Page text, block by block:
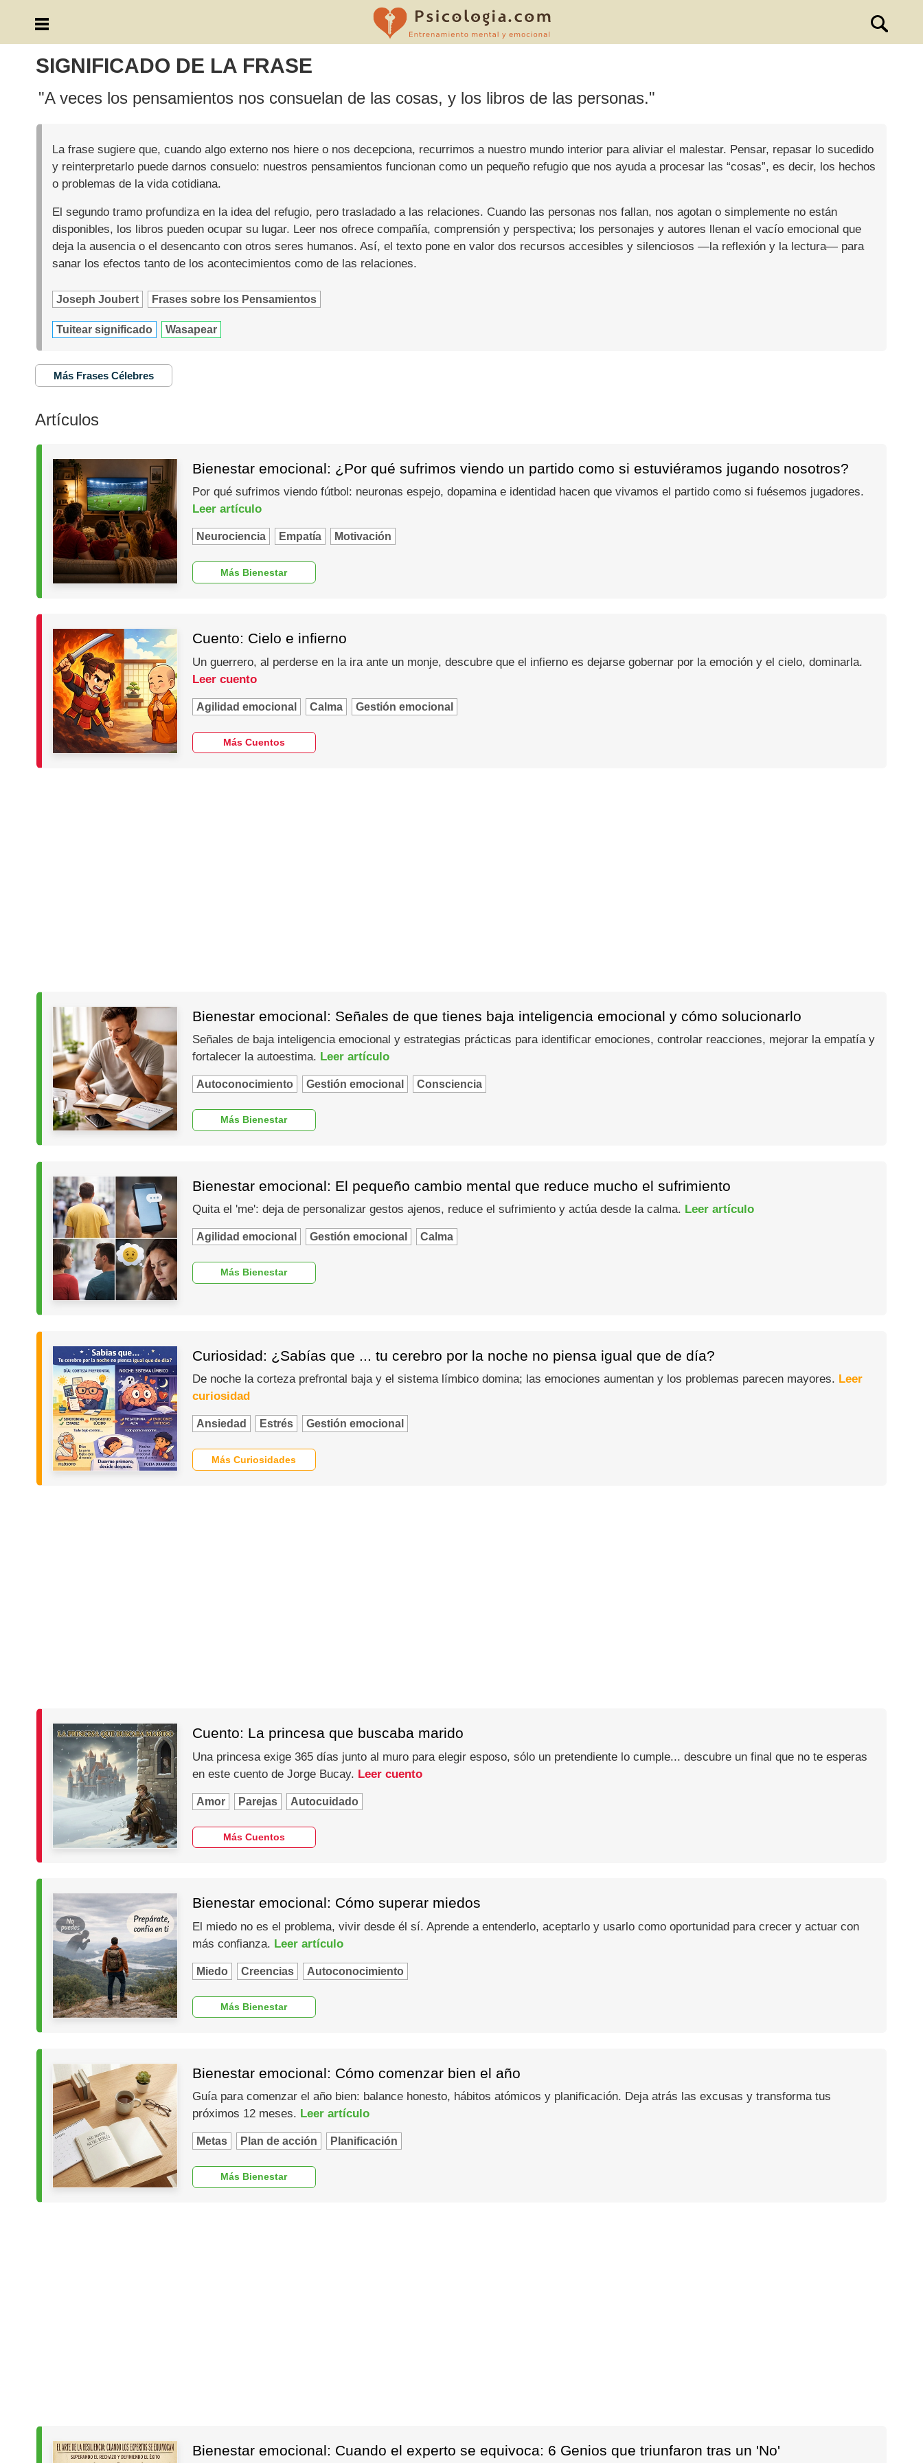
SIGNIFICADO DE LA FRASE
"A veces los pensamientos nos consuelan de las cosas, y los libros de las personas."
La frase sugiere que, cuando algo externo nos hiere o nos decepciona, recurrimos a nuestro mundo interior para aliviar el malestar. Pensar, repasar lo sucedido
y reinterpretarlo puede darnos consuelo: nuestros pensamientos funcionan como un pequeño refugio que nos ayuda a procesar las “cosas”, es decir, los hechos
o problemas de la vida cotidiana.
El segundo tramo profundiza en la idea del refugio, pero trasladado a las relaciones. Cuando las personas nos fallan, nos agotan o simplemente no están
disponibles, los libros pueden ocupar su lugar. Leer nos ofrece compañía, comprensión y perspectiva; los personajes y autores llenan el vacío emocional que
deja la ausencia o el desencanto con otros seres humanos. Así, el texto pone en valor dos recursos accesibles y silenciosos —la reflexión y la lectura— para
sanar los efectos tanto de los acontecimientos como de las relaciones.
Joseph Joubert Frases sobre los Pensamientos
Tuitear significado Wasapear
Más Frases Célebres
Artículos
Bienestar emocional: ¿Por qué sufrimos viendo un partido como si estuviéramos jugando nosotros?
Por qué sufrimos viendo fútbol: neuronas espejo, dopamina e identidad hacen que vivamos el partido como si fuésemos jugadores.
Leer artículo
Neurociencia Empatía Motivación
Más Bienestar
Cuento: Cielo e infierno
Un guerrero, al perderse en la ira ante un monje, descubre que el infierno es dejarse gobernar por la emoción y el cielo, dominarla.
Leer cuento
Agilidad emocional Calma Gestión emocional
Más Cuentos
Bienestar emocional: Señales de que tienes baja inteligencia emocional y cómo solucionarlo
Señales de baja inteligencia emocional y estrategias prácticas para identificar emociones, controlar reacciones, mejorar la empatía y
fortalecer la autoestima. Leer artículo
Autoconocimiento Gestión emocional Consciencia
Más Bienestar
Bienestar emocional: El pequeño cambio mental que reduce mucho el sufrimiento
Quita el 'me': deja de personalizar gestos ajenos, reduce el sufrimiento y actúa desde la calma. Leer artículo
Agilidad emocional Gestión emocional Calma
Más Bienestar
Curiosidad: ¿Sabías que ... tu cerebro por la noche no piensa igual que de día?
De noche la corteza prefrontal baja y el sistema límbico domina; las emociones aumentan y los problemas parecen mayores. Leer
curiosidad
Ansiedad Estrés Gestión emocional
Más Curiosidades
Cuento: La princesa que buscaba marido
Una princesa exige 365 días junto al muro para elegir esposo, sólo un pretendiente lo cumple... descubre un final que no te esperas
en este cuento de Jorge Bucay. Leer cuento
Amor Parejas Autocuidado
Más Cuentos
Bienestar emocional: Cómo superar miedos
El miedo no es el problema, vivir desde él sí. Aprende a entenderlo, aceptarlo y usarlo como oportunidad para crecer y actuar con
más confianza. Leer artículo
Miedo Creencias Autoconocimiento
Más Bienestar
Bienestar emocional: Cómo comenzar bien el año
Guía para comenzar el año bien: balance honesto, hábitos atómicos y planificación. Deja atrás las excusas y transforma tus
próximos 12 meses. Leer artículo
Metas Plan de acción Planificación
Más Bienestar
Bienestar emocional: Cuando el experto se equivoca: 6 Genios que triunfaron tras un 'No'